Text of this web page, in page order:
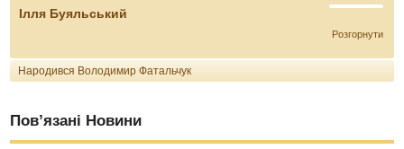
Ілля Буяльський
Розгорнути
Народився Володимир Фатальчук
Пов’язані Новини